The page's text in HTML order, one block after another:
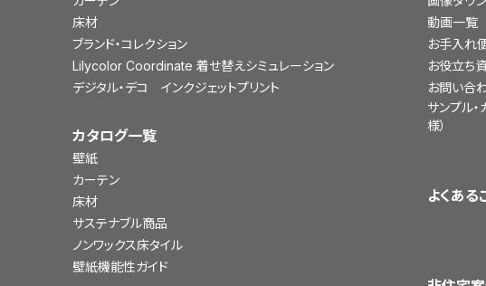
床材
ブランド・コレクション
Lilycolor Coordinate 着せ替えシミュレーション
デジタル・デコ インクジェットプリント
カタログ一覧
壁紙
カーテン
床材
サステナブル商品
ノンワックス床タイル
壁紙機能性ガイド
動画一覧
お手入れ
お役立ち
お問い合
サンプル
様）
よくある